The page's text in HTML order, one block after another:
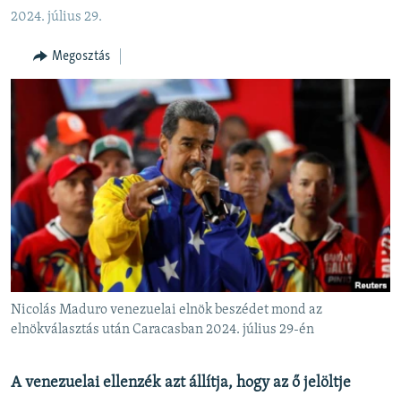
NER15
SZABADON
TÁRSADALOM
DEMOKRÁCIA
A PÉNZ NYOMÁBAN
EURÓPAI UNIÓ
VILÁG
KLÍMAVÁLTOZÁS
A MÚLT TANULSÁGAI
KÖVESSEN MINKET!
2024. július 29.
Megosztás
Nicolás Maduro venezuelai elnök beszédet mond az
elnökválasztás után Caracasban 2024. július 29-én
A venezuelai ellenzék azt állítja, hogy az ő jelöltje